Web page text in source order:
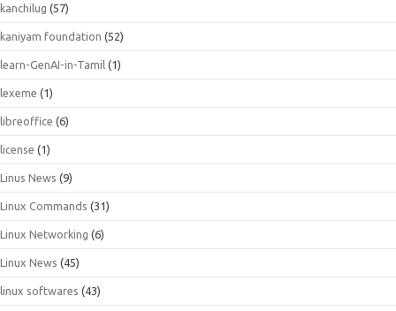
kanchilug (57)
kaniyam foundation (52)
learn-GenAI-in-Tamil (1)
lexeme (1)
libreoffice (6)
license (1)
Linus News (9)
Linux Commands (31)
Linux Networking (6)
Linux News (45)
linux softwares (43)